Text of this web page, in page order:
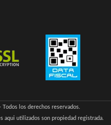
los derechos reservados.
aqui utilizados son propiedad registrada.